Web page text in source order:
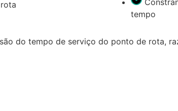
tempo
do tempo de serviço do ponto de rota,